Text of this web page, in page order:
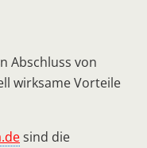
Abschluss von
wirksame Vorteile
sind die